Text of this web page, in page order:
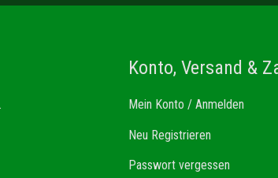
Konto, Versand &
Mein Konto / Anmelden
Neu Registrieren
Passwort vergessen